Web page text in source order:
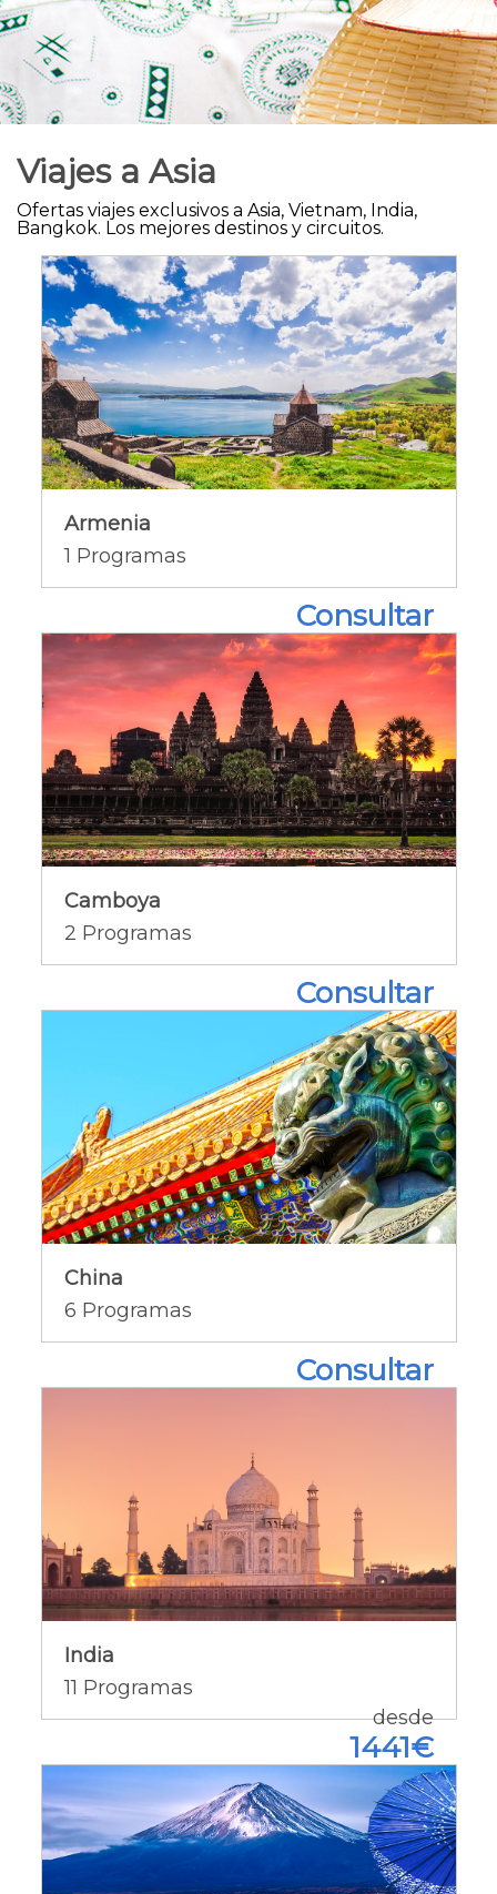
Viajes a Asia
Ofertas viajes exclusivos a Asia, Vietnam, India,
Bangkok. Los mejores destinos y circuitos.
Armenia
1 Programas
Consultar
Armenia
Camboya
2 Programas
Consultar
Camboya
China
6 Programas
Consultar
China
India
11 Programas
desde
1441€
India